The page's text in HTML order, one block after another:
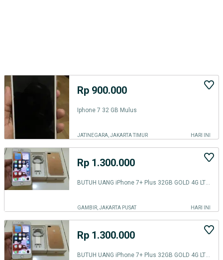
Rp 900.000
Iphone 7 32 GB Mulus
JATINEGARA, JAKARTA TIMUR HARI INI
Rp 1.300.000
GAMBIR, JAKARTA PUSAT HARI INI
Rp 1.300.000